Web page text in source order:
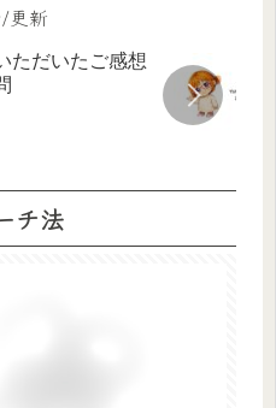
更新
ただいたご感想
チ法